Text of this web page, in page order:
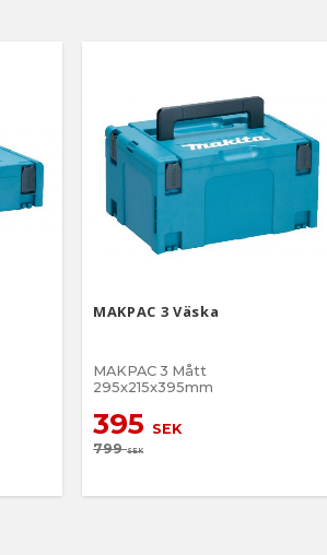
MAKPAC 3 Väska
MAKPAC 3 Mått
295x215x395mm
395 SEK
799SEK